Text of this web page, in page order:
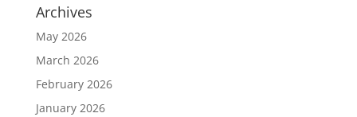
Archives
May 2026
March 2026
February 2026
January 2026